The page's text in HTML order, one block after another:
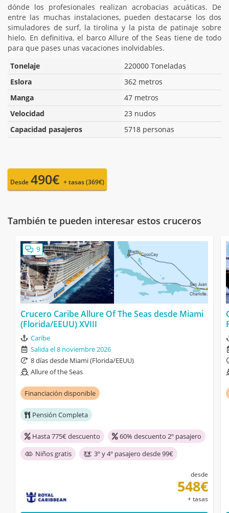
dónde los profesionales realizan acrobacias acuáticas. De
entre las muchas instalaciones, pueden destacarse los dos
simuladores de surf, la tirolina y la pista de patinaje sobre
hielo. En definitiva, el barco Allure of the Seas tiene de todo
para que pases unas vacaciones inolvidables.
Tonelaje
220000 Toneladas
Eslora
362 metros
Manga
47 metros
Velocidad
23 nudos
Capacidad pasajeros
5718 personas
Desde 490€ + tasas (369€)
También te pueden interesar estos cruceros
9
Crucero Caribe Allure Of The Seas desde Miami
(Florida/EEUU) XVIII
Caribe
Salida el 8 noviembre 2026
8 días desde Miami (Florida/EEUU)
Allure of the Seas
Financiación disponible
Pensión Completa
Hasta 775€ descuento
60% descuento 2º pasajero
Niños gratis
3º y 4º pasajero desde 99€
desde
548€
+ tasas